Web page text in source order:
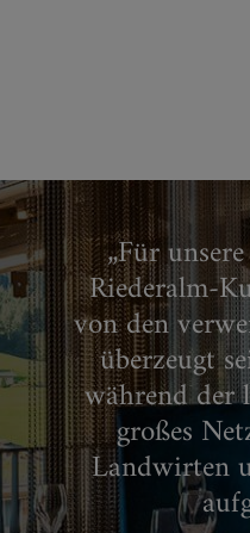
„Für
Riederalm-
von den
überzeugt
während der
großes
Landwirten